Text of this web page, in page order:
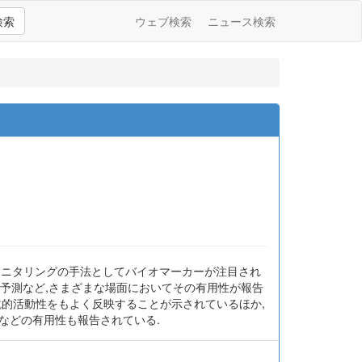
索 ウェブ検索 ニュース検索
タリングの手法としてバイオマーカーが注目され
測など,さまざまな場面においてその有用性が報告
活動性をもよく反映することが示されているほか,
どの有用性も報告されている.